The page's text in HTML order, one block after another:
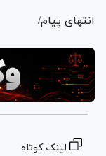
انتهای پیام/
لینک کوتاه